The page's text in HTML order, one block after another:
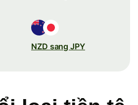
NZD sang JPY